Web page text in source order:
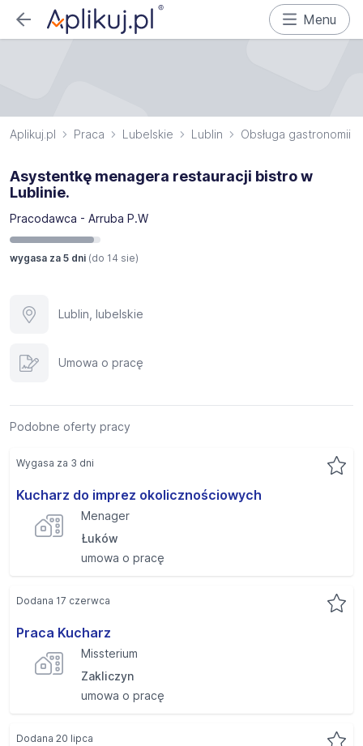
Menu
Aplikuj.pl Praca Lubelskie Lublin Obsługa gastronomii
Asystentkę menagera restauracji bistro w
Lublinie.
Pracodawca - Arruba P.W
wygasa za 5 dni (do 14 sie)
Lublin, lubelskie
Umowa o pracę
Podobne oferty pracy
Kucharz do imprez okolicznościowych
Menager
Łuków
umowa o pracę
Wygasa za 3 dni
Praca Kucharz
Missterium
Zakliczyn
umowa o pracę
Dodana 17 czerwca
Dodana 20 lipca